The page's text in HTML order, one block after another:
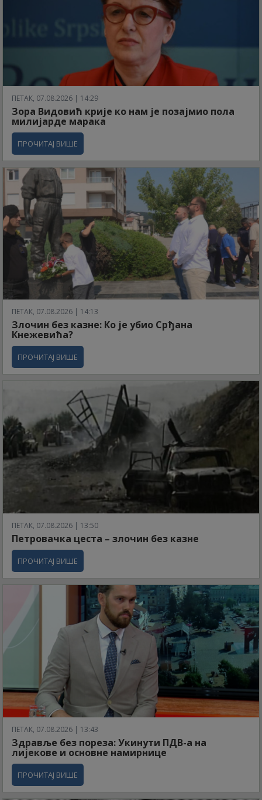
ПЕТАК, 07.08.2026 | 14:29
Зора Видовић крије ко нам је позајмио пола
милијарде марака
ПРОЧИТАЈ ВИШЕ
ПЕТАК, 07.08.2026 | 14:13
Злочин без казне: Ко је убио Срђана
Кнежевића?
ПРОЧИТАЈ ВИШЕ
ПЕТАК, 07.08.2026 | 13:50
Петровачка цеста – злочин без казне
ПРОЧИТАЈ ВИШЕ
ПЕТАК, 07.08.2026 | 13:43
Здравље без пореза: Укинути ПДВ-а на
лијекове и основне намирнице
ПРОЧИТАЈ ВИШЕ